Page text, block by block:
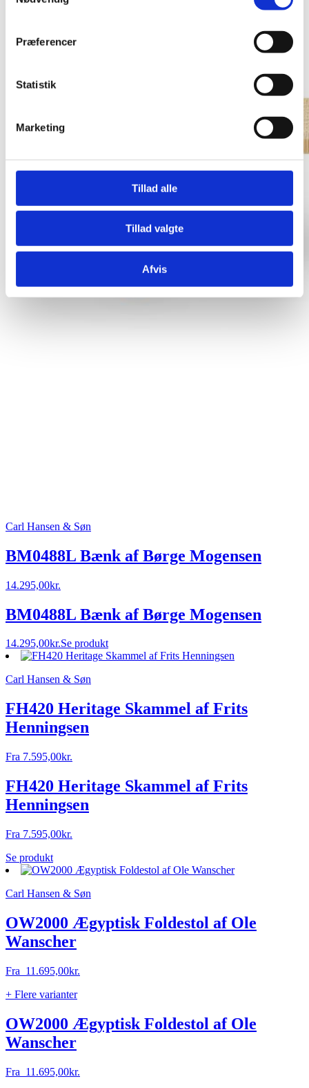
Præferencer
Statistik
Marketing
Tillad alle
Tillad valgte
Afvis
Carl Hansen & Søn
BM0488L Bænk af Børge Mogensen
14.295,00kr.
BM0488L Bænk af Børge Mogensen
14.295,00kr.Se produkt
Carl Hansen & Søn
FH420 Heritage Skammel af Frits
Henningsen
Fra 7.595,00kr.
FH420 Heritage Skammel af Frits
Henningsen
Fra 7.595,00kr.
Se produkt
Carl Hansen & Søn
OW2000 Ægyptisk Foldestol af Ole
Wanscher
Fra 11.695,00kr.
+ Flere varianter
OW2000 Ægyptisk Foldestol af Ole
Wanscher
Fra 11.695,00kr.